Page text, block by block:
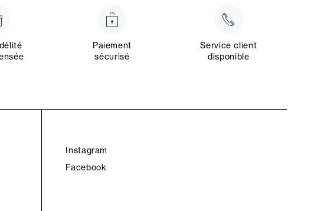
Paiement
sécurisé
Service client
disponible
Instagram
Facebook